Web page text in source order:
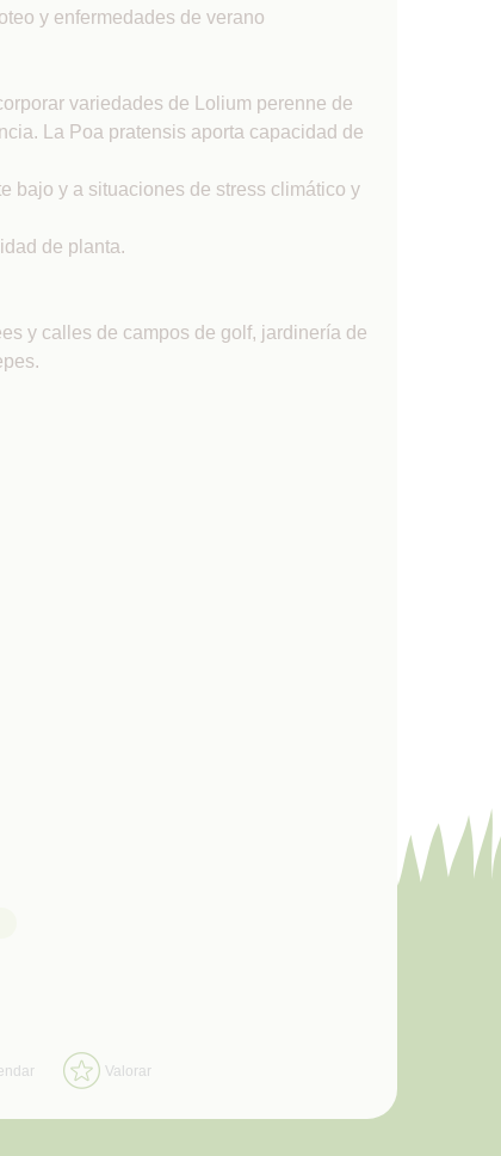
y enfermedades de verano
variedades de Lolium perenne de
La Poa pratensis aporta capacidad de
bajo y a situaciones de stress climático y
de planta.
y calles de campos de golf, jardinería de
Valorar